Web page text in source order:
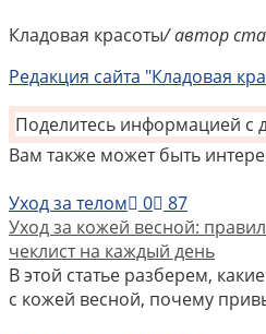
Кладовая красоты/ автор
Редакция сайта "Кладовая
Поделитесь информацией с
Вам также может быть
Уход за телом
0
87
Уход за кожей весной:
чеклист на каждый день
В этой статье разберем,
с кожей весной, почему